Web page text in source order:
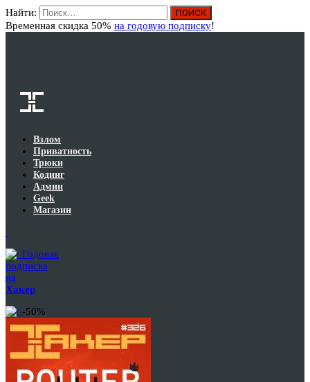
Найти:
Временная скидка 50% на годовую подписку!
Взлом
Приватность
Трюки
Кодинг
Админ
Geek
Магазин
Годовая
подписка
на
Хакер
-50%